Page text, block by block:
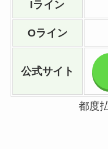
Iライン
Oライン
公式サイト
都度